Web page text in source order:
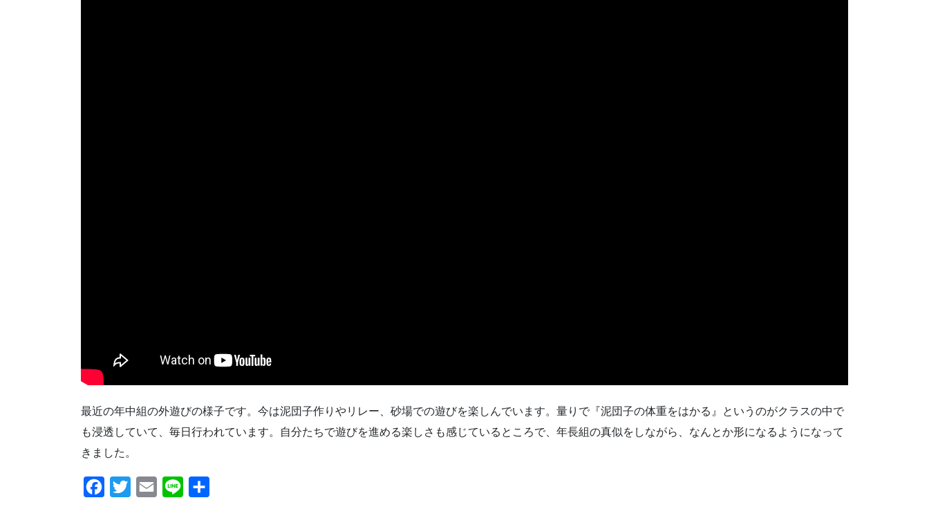
最近の年中組の外遊びの様子です。今は泥団子作りやリレー、砂場での遊びを楽しんでいます。量りで『泥団子の体重をはかる』というのがクラスの中で
も浸透していて、毎日行われています。自分たちで遊びを進める楽しさも感じているところで、年長組の真似をしながら、なんとか形になるようになって
きました。